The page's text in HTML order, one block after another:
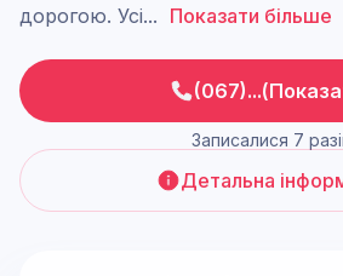
дорогою. Усі... Показати більше
Записалися 7
Детальна